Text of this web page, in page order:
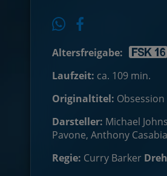
Altersfreigabe:
Laufzeit: ca. 109 min.
Originaltitel: Obsession
Darsteller: Michael
Pavone, Anthony
Regie: Curry Barker